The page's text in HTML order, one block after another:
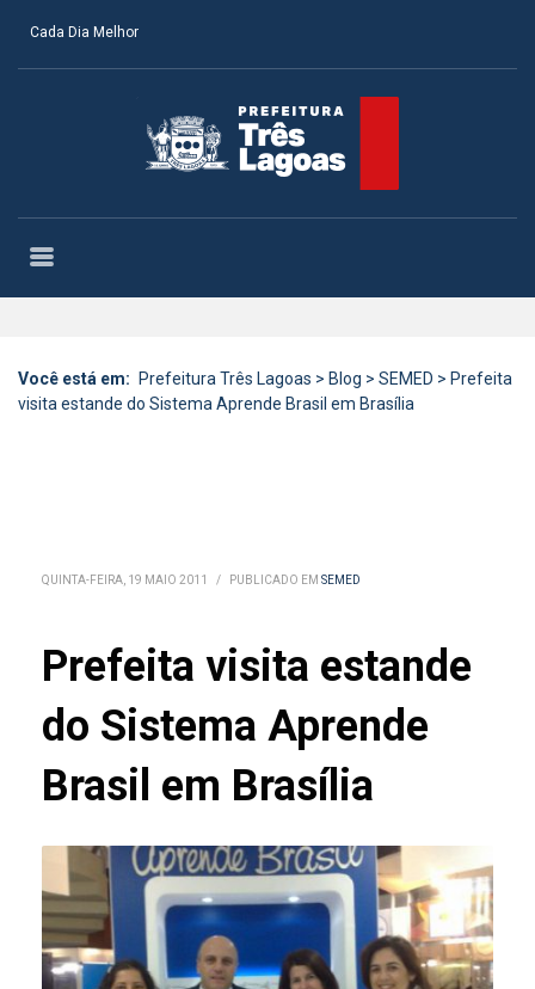
Cada Dia Melhor
Você está em: Prefeitura Três Lagoas > Blog > SEMED > Prefeita
visita estande do Sistema Aprende Brasil em Brasília
QUINTA-FEIRA, 19 MAIO 2011 / PUBLICADO EM SEMED
Prefeita visita estande
do Sistema Aprende
Brasil em Brasília